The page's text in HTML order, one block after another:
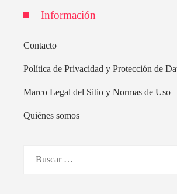
Información
Contacto
Política de Privacidad y Protección de
Marco Legal del Sitio y Normas de Uso
Quiénes somos